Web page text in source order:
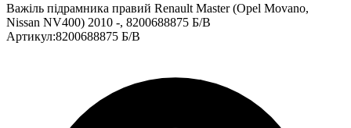
Важіль підрамника правий Renault Master (Opel Movano,
Nissan NV400) 2010 -, 8200688875 Б/В
Артикул:8200688875 Б/В